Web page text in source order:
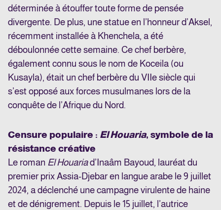
déterminée à étouffer toute forme de pensée
divergente. De plus, une statue en l’honneur d’Aksel,
récemment installée à Khenchela, a été
déboulonnée cette semaine. Ce chef berbère,
également connu sous le nom de Koceila (ou
Kusayla), était un chef berbère du VIIe siècle qui
s’est opposé aux forces musulmanes lors de la
conquête de l’Afrique du Nord.
Censure populaire : El Houaria, symbole de la
résistance créative
Le roman El Houariad’Inaâm Bayoud, lauréat du
premier prix Assia-Djebar en langue arabe le 9 juillet
2024, a déclenché une campagne virulente de haine
et de dénigrement. Depuis le 15 juillet, l’autrice